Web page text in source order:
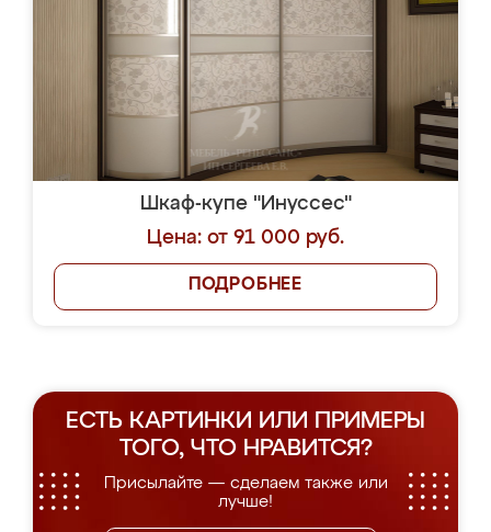
Шкаф-купе "Инуссес"
Цена: от 91 000 руб.
ПОДРОБНЕЕ
ЕСТЬ КАРТИНКИ ИЛИ ПРИМЕРЫ
ТОГО, ЧТО НРАВИТСЯ?
Присылайте — сделаем также или
лучше!